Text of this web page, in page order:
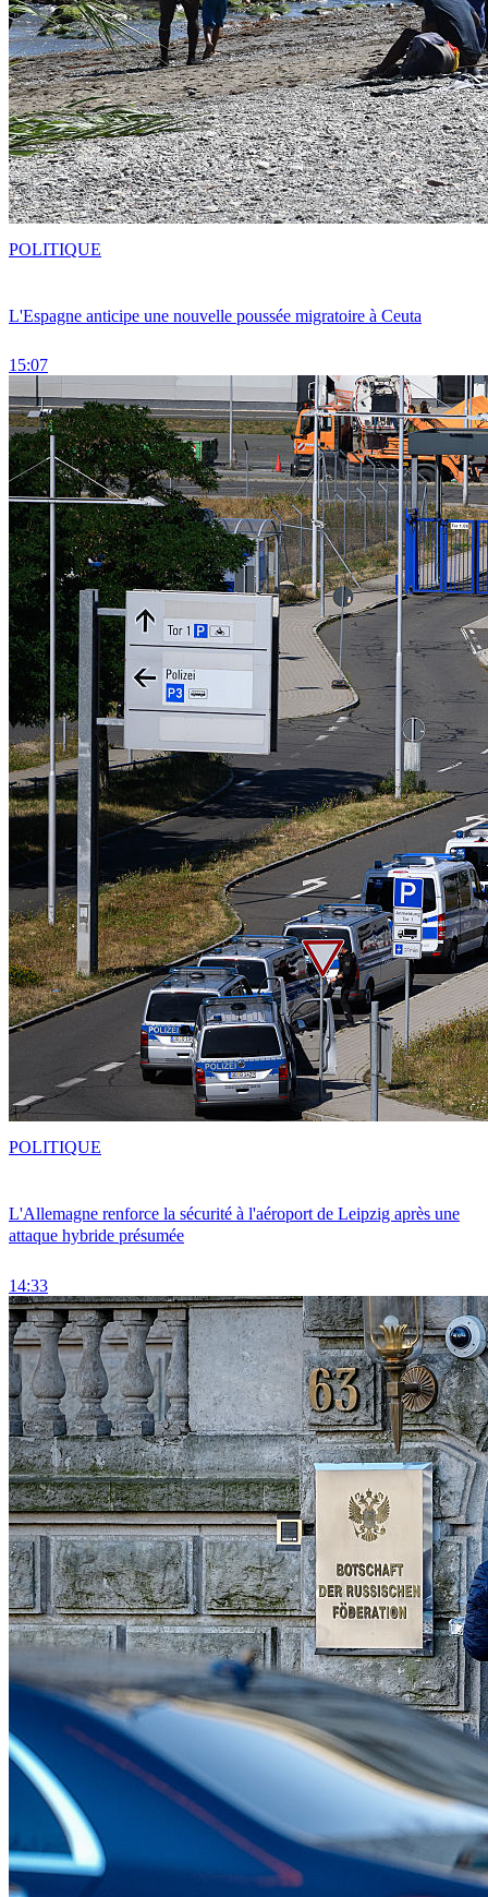
L'Espagne anticipe une nouvelle poussée migratoire à Ceuta
15:07
POLITIQUE
L'Allemagne renforce la sécurité à l'aéroport de Leipzig après une
attaque hybride présumée
14:33
POLITIQUE